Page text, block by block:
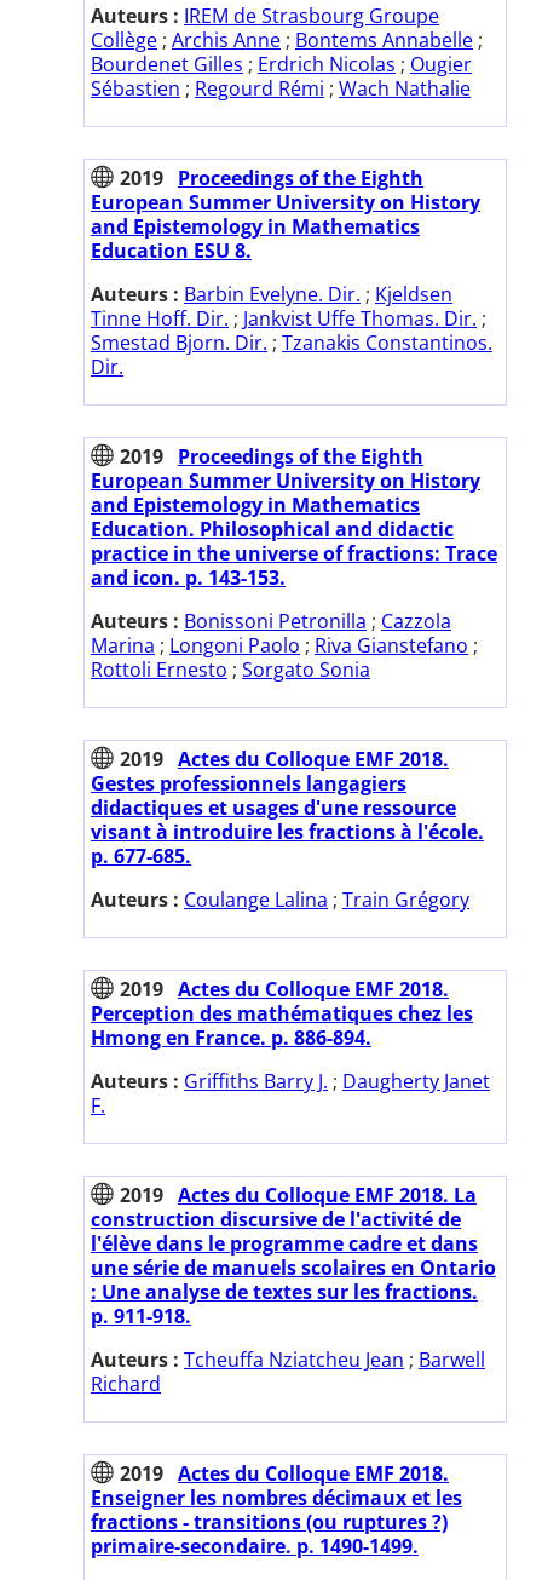
Auteurs : IREM de Strasbourg Groupe
Collège ; Archis Anne ; Bontems Annabelle ;
Bourdenet Gilles ; Erdrich Nicolas ; Ougier
Sébastien ; Regourd Rémi ; Wach Nathalie
2019 Proceedings of the Eighth
European Summer University on History
and Epistemology in Mathematics
Education ESU 8.
Auteurs : Barbin Evelyne. Dir. ; Kjeldsen
Tinne Hoff. Dir. ; Jankvist Uffe Thomas. Dir. ;
Smestad Bjorn. Dir. ; Tzanakis Constantinos.
Dir.
2019 Proceedings of the Eighth
European Summer University on History
and Epistemology in Mathematics
Education. Philosophical and didactic
practice in the universe of fractions: Trace
and icon. p. 143-153.
Auteurs : Bonissoni Petronilla ; Cazzola
Marina ; Longoni Paolo ; Riva Gianstefano ;
Rottoli Ernesto ; Sorgato Sonia
2019 Actes du Colloque EMF 2018.
Gestes professionnels langagiers
didactiques et usages d'une ressource
visant à introduire les fractions à l'école.
p. 677-685.
Auteurs : Coulange Lalina ; Train Grégory
2019 Actes du Colloque EMF 2018.
Perception des mathématiques chez les
Hmong en France. p. 886-894.
Auteurs : Griffiths Barry J. ; Daugherty Janet
F.
2019 Actes du Colloque EMF 2018. La
construction discursive de l'activité de
l'élève dans le programme cadre et dans
une série de manuels scolaires en Ontario
: Une analyse de textes sur les fractions.
p. 911-918.
Auteurs : Tcheuffa Nziatcheu Jean ; Barwell
Richard
2019 Actes du Colloque EMF 2018.
Enseigner les nombres décimaux et les
fractions - transitions (ou ruptures ?)
primaire-secondaire. p. 1490-1499.